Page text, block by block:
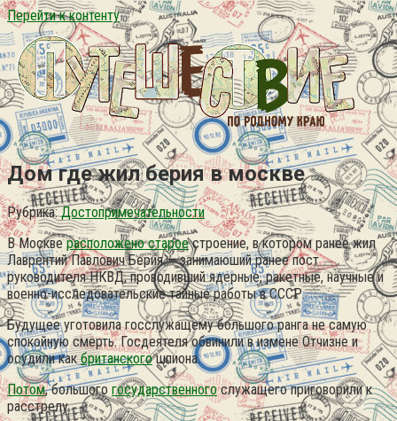
Перейти к контенту
Дом где жил берия в москве
Рубрика: Достопримечательности
В Москверасположено староестроение, в котором ранее жил
Лаврентий Павлович Берия — занимаюший ранее пост
руководителя НКВД, проводивший ядерные, ракетные, научные и
военно-исследовательские тайные работы в СССР.
Будущее уготовила госслужащему большого ранга не самую
спокойную смерть. Госдеятеля обвинили в измене Отчизне и
осудили какбританскогошпиона.
Потом, большого государственногослужащего приговорили к
расстрелу.